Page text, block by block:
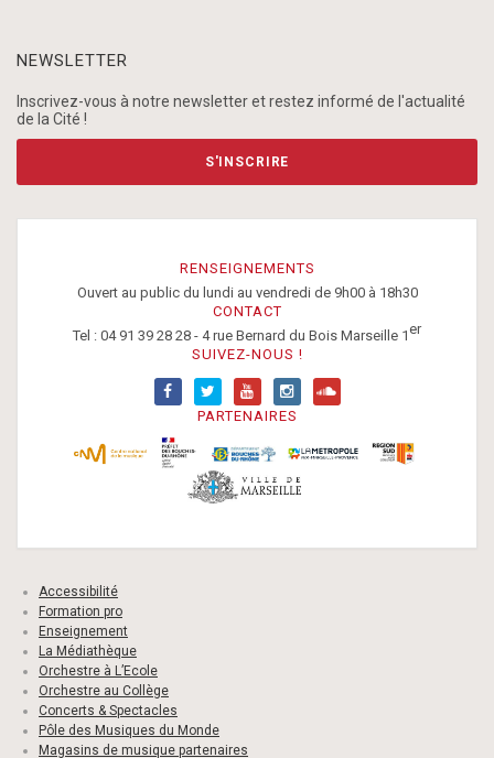
NEWSLETTER
Inscrivez-vous à notre newsletter et restez informé de l'actualité
de la Cité !
S'INSCRIRE
RENSEIGNEMENTS
Ouvert au public du lundi au vendredi de 9h00 à 18h30
CONTACT
Tel : 04 91 39 28 28 - 4 rue Bernard du Bois Marseille 1er
SUIVEZ-NOUS !
PARTENAIRES
Accessibilité
Formation pro
Enseignement
La Médiathèque
Orchestre à L’Ecole
Orchestre au Collège
Concerts & Spectacles
Pôle des Musiques du Monde
Magasins de musique partenaires